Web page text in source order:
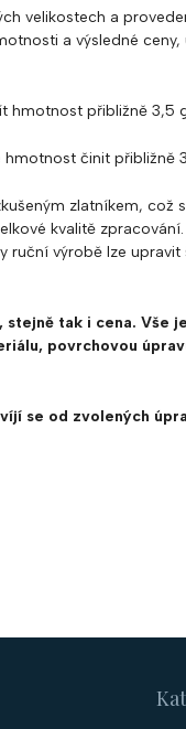
velikostech a
a výsledné
hmotnost přibližně 3,5
hmotnost činit přibližně
zlatníkem, což
kvalitě
ruční výrobě lze
stejně tak i cena. Vše
povrchovou
se od zvolených